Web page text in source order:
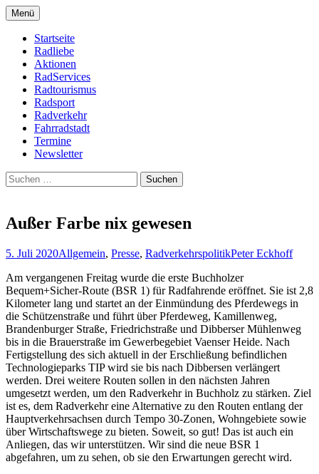
Zum
Inhalt
springen
Buchholz fährt Rad e.V.
Menü
Startseite
Radliebe
Aktionen
RadServices
Radtourismus
Radsport
Radverkehr
Fahrradstadt
Termine
Newsletter
Suchen
nach:
Außer Farbe nix gewesen
5. Juli 2020Allgemein, Presse, RadverkehrspolitikPeter Eckhoff
Am vergangenen Freitag wurde die erste Buchholzer
Bequem+Sicher-Route (BSR 1) für Radfahrende eröffnet. Sie ist 2,8
Kilometer lang und startet an der Einmündung des Pferdewegs in
die Schützenstraße und führt über Pferdeweg, Kamillenweg,
Brandenburger Straße, Friedrichstraße und Dibberser Mühlenweg
bis in die Brauerstraße im Gewerbegebiet Vaenser Heide. Nach
Fertigstellung des sich aktuell in der Erschließung befindlichen
Technologieparks TIP wird sie bis nach Dibbersen verlängert
werden. Drei weitere Routen sollen in den nächsten Jahren
umgesetzt werden, um den Radverkehr in Buchholz zu stärken. Ziel
ist es, dem Radverkehr eine Alternative zu den Routen entlang der
Hauptverkehrsachsen durch Tempo 30-Zonen, Wohngebiete sowie
über Wirtschaftswege zu bieten. Soweit, so gut! Das ist auch ein
Anliegen, das wir unterstützen. Wir sind die neue BSR 1
abgefahren, um zu sehen, ob sie den Erwartungen gerecht wird.